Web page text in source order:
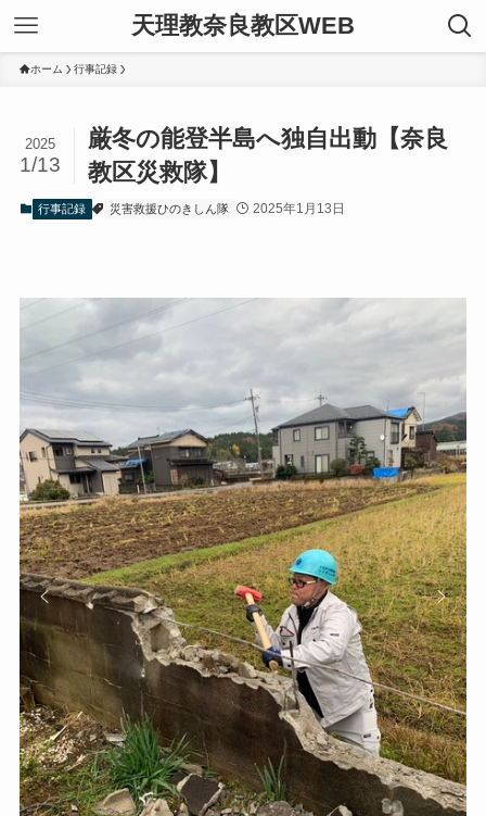
天理教奈良教区WEB
ホーム 行事記録
厳冬の能登半島へ独自出動【奈良
教区災救隊】
2025
1/13
行事記録 災害救援ひのきしん隊 2025年1月13日